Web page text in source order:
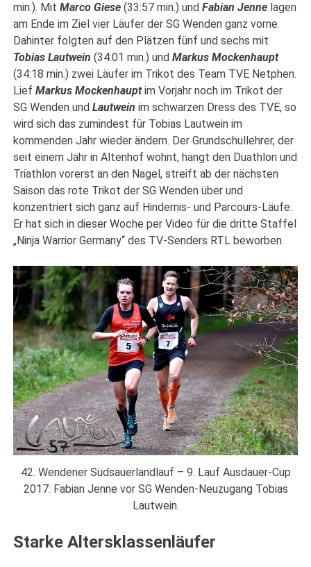
min.). MitMarco Giese (33:57 min.) undFabian Jenne lagen
am Ende im Ziel vier Läufer der SG Wenden ganz vorne.
Dahinter folgten auf den Plätzen fünf und sechs mit
Tobias Lautwein (34:01 min.) undMarkus Mockenhaupt
(34:18 min.) zwei Läufer im Trikot des Team TVE Netphen.
LiefMarkus Mockenhauptim Vorjahr noch im Trikot der
SG Wenden undLautwein im schwarzen Dress des TVE, so
wird sich das zumindest für Tobias Lautwein im
kommenden Jahr wieder ändern. Der Grundschullehrer, der
seit einem Jahr in Altenhof wohnt, hängt den Duathlon und
Triathlon vorerst an den Nagel, streift ab der nächsten
Saison das rote Trikot der SG Wenden über und
konzentriert sich ganz auf Hindernis- und Parcours-Läufe.
Er hat sich in dieser Woche per Video für die dritte Staffel
„Ninja Warrior Germany“ des TV-Senders RTL beworben.
42. Wendener Südsauerlandlauf – 9. Lauf Ausdauer-Cup
2017: Fabian Jenne vor SG Wenden-Neuzugang Tobias
Lautwein.
Starke Altersklassenläufer